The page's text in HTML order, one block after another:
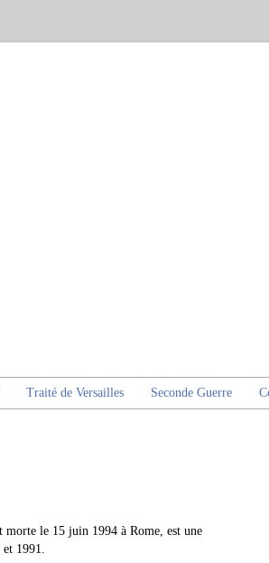
Traité de Versailles Seconde Guerre
morte le 15 juin 1994 à Rome, est une
1991.